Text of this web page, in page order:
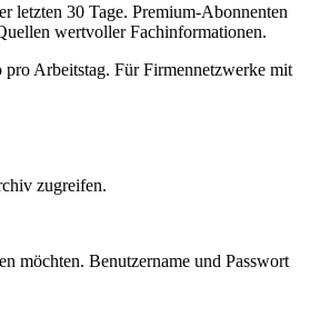
letzten 30 Tage. Premium-Abonnenten
wertvoller Fachinformationen.
Arbeitstag. Für Firmennetzwerke mit
zugreifen.
möchten. Benutzername und Passwort